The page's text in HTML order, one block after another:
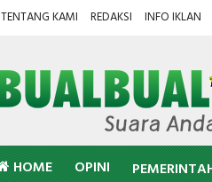
TENTANG KAMI REDAKSI INFO IKLAN
HOME OPINI